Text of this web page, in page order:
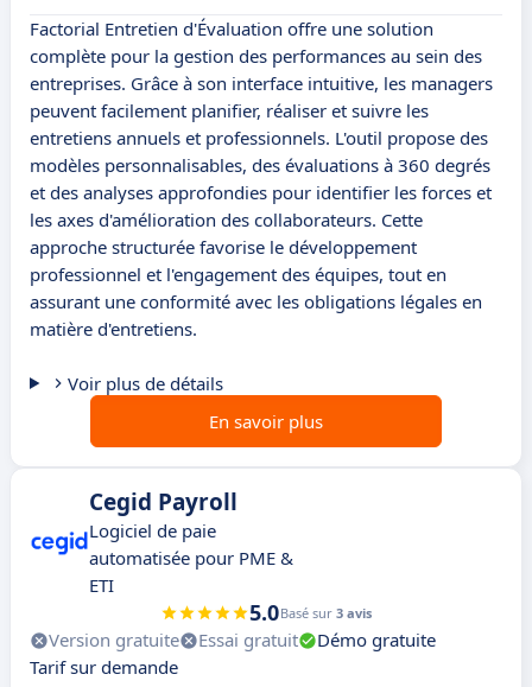
Factorial Entretien d'Évaluation offre une solution
complète pour la gestion des performances au sein des
entreprises. Grâce à son interface intuitive, les managers
peuvent facilement planifier, réaliser et suivre les
entretiens annuels et professionnels. L'outil propose des
modèles personnalisables, des évaluations à 360 degrés
et des analyses approfondies pour identifier les forces et
les axes d'amélioration des collaborateurs. Cette
approche structurée favorise le développement
professionnel et l'engagement des équipes, tout en
assurant une conformité avec les obligations légales en
matière d'entretiens.
Voir plus de détails
En savoir plus
Cegid Payroll
Logiciel de paie
automatisée pour PME &
ETI
5.0Basé sur 3 avis
Version gratuite Essai gratuit
Démo gratuite
Tarif sur demande